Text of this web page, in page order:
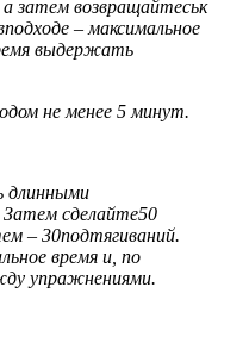
возвращайтеськ
– максимальное
выдержать
не менее 5 минут.
длинными
Затем сделайте50
– 30подтягиваний.
время и, по
упражнениями.